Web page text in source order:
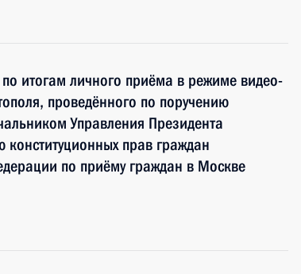
итогам личного приёма в режиме видео-
проведённого по поручению
Управления Президента
прав граждан
по приёму граждан в Москве